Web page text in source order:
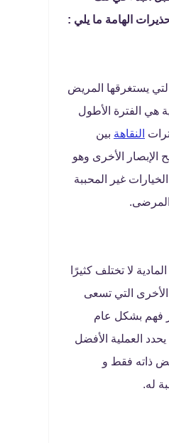
الهامة ما يلي :
يستغرقها المريض
هي الفترة الأطول
النقاهة بين
الإبصار الأخرى وهو
غير المحببة
لا تختلف كثيرًا
التي تسعى
فهم بشكل عام
العملية الأفضل
ذاته فقط و
له.